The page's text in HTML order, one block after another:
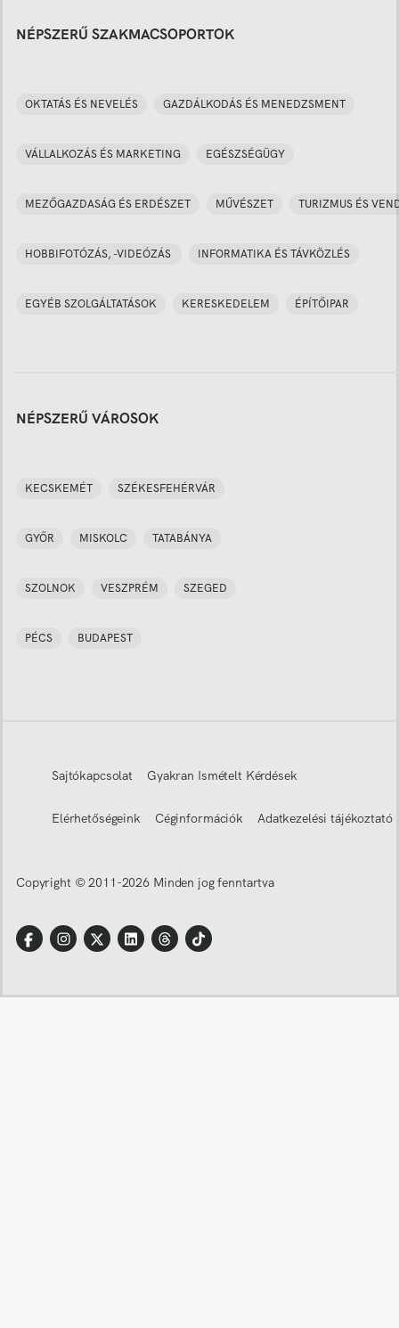
NÉPSZERŰ SZAKMACSOPORTOK
OKTATÁS ÉS NEVELÉS GAZDÁLKODÁS ÉS MENEDZSMENT
VÁLLALKOZÁS ÉS MARKETING EGÉSZSÉGÜGY
MEZŐGAZDASÁG ÉS ERDÉSZET MŰVÉSZET TURIZMUS ÉS
HOBBIFOTÓZÁS, -VIDEÓZÁS INFORMATIKA ÉS TÁVKÖZLÉS
EGYÉB SZOLGÁLTATÁSOK KERESKEDELEM ÉPÍTŐIPAR
NÉPSZERŰ VÁROSOK
KECSKEMÉT SZÉKESFEHÉRVÁR
GYŐR MISKOLC TATABÁNYA
SZOLNOK VESZPRÉM SZEGED
PÉCS BUDAPEST
Sajtókapcsolat Gyakran Ismételt Kérdések
Elérhetőségeink Céginformációk Adatkezelési tájékoztató
Copyright © 2011-2026 Minden jog fenntartva